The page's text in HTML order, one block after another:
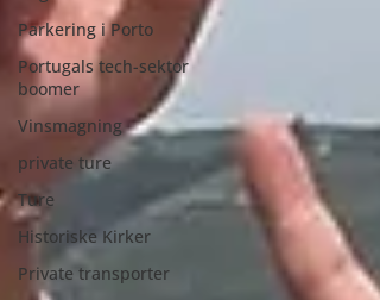
Parkering i Porto
Portugals tech-sektor
boomer
Vinsmagning
private ture
Ture
Historiske Kirker
Private transporter